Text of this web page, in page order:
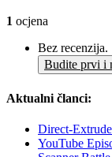
1 ocjena
Bez recenzija.
Budite prvi i
Aktualni članci:
Direct-
YouTube